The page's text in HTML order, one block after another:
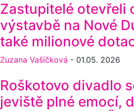
Zastupitelé otevřeli
výstavbě na Nové
také milionové
Zuzana Vašíčková - 01.05. 2026
Roškotovo divadlo
jeviště plné emocí,